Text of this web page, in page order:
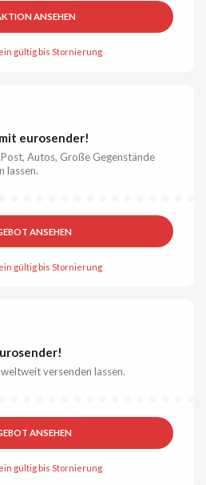
ANSEHEN
gültig bis Stornierung
eurosender!
Autos, Große Gegenstände
lassen.
ANSEHEN
gültig bis Stornierung
versenden lassen.
ANSEHEN
gültig bis Stornierung